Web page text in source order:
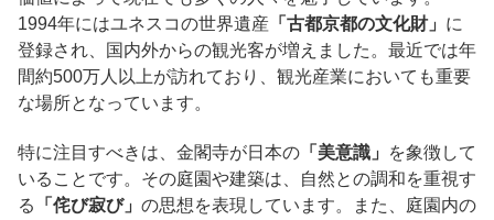
1994年にはユネスコの世界遺産 「古都京都の文化財」 に
登録され、国内外からの観光客が増えました。最近では年
間約500万人以上が訪れており、観光産業においても重要
な場所となっています。
特に注目すべきは、金閣寺が日本の 「美意識」
を象徴して
いることです。その庭園や建築は、自然との調和を重視す
る
「侘び寂び」 の思想を表現しています。また、庭園内の